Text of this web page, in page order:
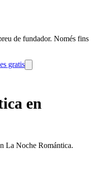
de fundador. Només fins
gratis
en
La Noche Romántica.